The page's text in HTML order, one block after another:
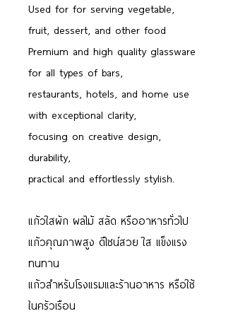
Used for for serving vegetable,
fruit, dessert, and other food
Premium and high quality glassware
for all types of bars,
restaurants, hotels, and home use
with exceptional clarity,
focusing on creative design,
durability,
practical and effortlessly stylish.
แก้วใสผัก ผลไม้ สลัด หรืออาหารทั่วไป
แก้วคุณภาพสูง ดีไซน์สวย ใส แข็งแรง
ทนทาน
แก้วสำหรับโรงแรมและร้านอาหาร หรือใช้
ในครัวเรือน